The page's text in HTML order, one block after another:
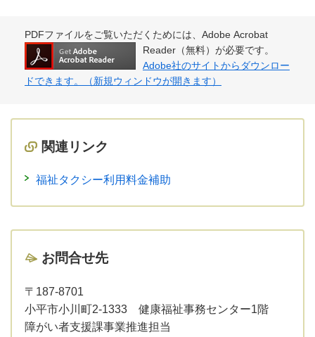
PDFファイルをご覧いただくためには、Adobe Acrobat
Reader（無料）が必要です。
Adobe社のサイトからダウンロー
ドできます。（新規ウィンドウが開きます）
関連リンク
福祉タクシー利用料金補助
お問合せ先
〒187-8701
小平市小川町2-1333 健康福祉事務センター1階
障がい者支援課事業推進担当